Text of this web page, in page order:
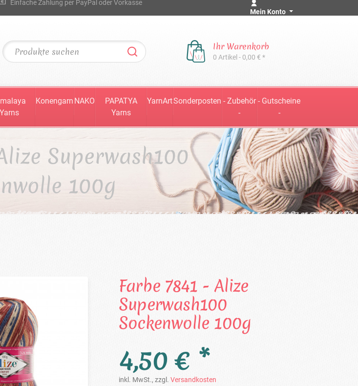
Einfache Zahlung per PayPal oder Vorkasse
Mein Konto
Ihr Warenkorb
0 Artikel - 0,00 € *
Yarns
Konengarn NAKO
PAPATYA
Yarns
YarnArtSonderposten - Zubehör
-
- Gutscheine
-
Superwash100
100g
Farbe 7841 - Alize
Superwash100
Sockenwolle 100g
4,50 € *
inkl. MwSt., zzgl. Versandkosten